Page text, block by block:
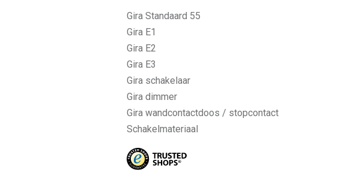
Gira Standaard 55
Gira E1
Gira E2
Gira E3
Gira schakelaar
Gira dimmer
Gira wandcontactdoos / stopcontact
Schakelmateriaal